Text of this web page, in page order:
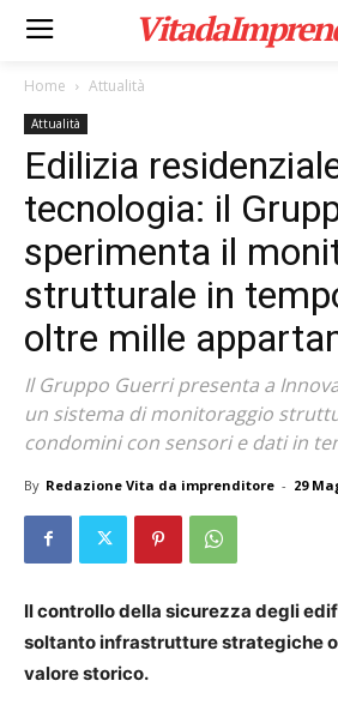
Home Attualità
Attualità
Edilizia
tecnologia: il
sperimenta il
strutturale in
oltre mille
Il Gruppo Guerri presenta a
un sistema di monitoraggio
condomini con sensori e dati in
By Redazione Vita da imprenditore - 29
Il controllo della sicurezza degli
soltanto infrastrutture strategiche
valore storico.